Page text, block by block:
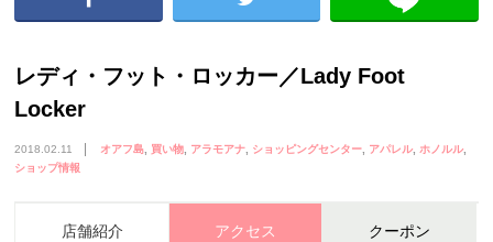
レディ・フット・ロッカー／Lady Foot
Locker
2018.02.11 オアフ島 買い物 アラモアナ ショッピングセンター アパレル ホノルル
ショップ情報
店舗紹介 アクセス クーポン